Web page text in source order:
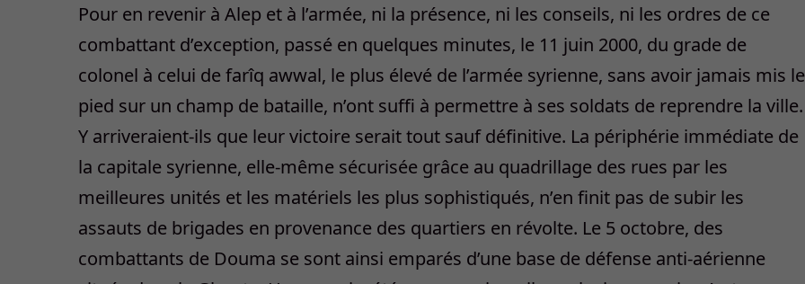
Pour en revenir à Alep et à l’armée, ni la présence, ni les conseils, ni les ordres de ce
combattant d’exception, passé en quelques minutes, le 11 juin 2000, du grade de
colonel à celui de farîq awwal, le plus élevé de l’armée syrienne, sans avoir jamais mis le
pied sur un champ de bataille, n’ont suffi à permettre à ses soldats de reprendre la ville.
Y arriveraient-ils que leur victoire serait tout sauf définitive. La périphérie immédiate de
la capitale syrienne, elle-même sécurisée grâce au quadrillage des rues par les
meilleures unités et les matériels les plus sophistiqués, n’en finit pas de subir les
assauts de brigades en provenance des quartiers en révolte. Le 5 octobre, des
combattants de Douma se sont ainsi emparés d’une base de défense anti-aérienne